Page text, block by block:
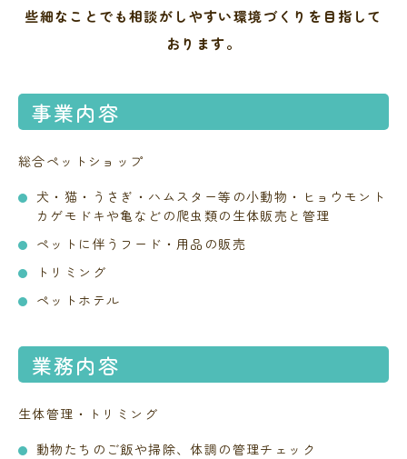
些細なことでも相談がしやすい環境づくりを目指して
おります。
事業内容
総合ペットショップ
犬・猫・うさぎ・ハムスター等の小動物・ヒョウモント
カゲモドキや亀などの爬虫類の生体販売と管理
ペットに伴うフード・用品の販売
トリミング
ペットホテル
業務内容
生体管理・トリミング
動物たちのご飯や掃除、体調の管理チェック